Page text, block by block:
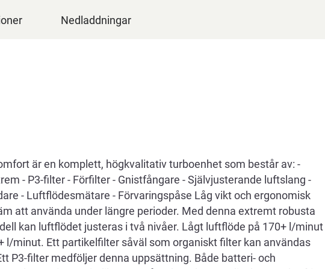
Nedladdningar
är en komplett, högkvalitativ turboenhet som består av: -
- P3-filter - Förfilter - Gnistfångare - Självjusterande luftslang -
- Luftflödesmätare - Förvaringspåse Låg vikt och ergonomisk
att använda under längre perioder. Med denna extremt robusta
kan luftflödet justeras i två nivåer. Lågt luftflöde på 170+ l/minut
l/minut. Ett partikelfilter såväl som organiskt filter kan användas
P3-filter medföljer denna uppsättning. Både batteri- och